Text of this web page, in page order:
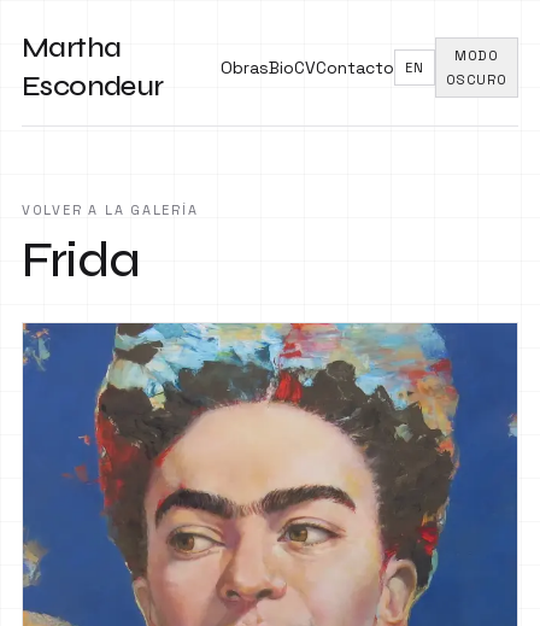
Martha
Escondeur
ObrasBioCVContacto EN
MODO
OSCURO
VOLVER A LA GALERÍA
Frida